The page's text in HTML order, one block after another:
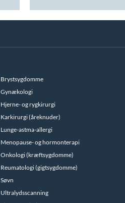
Brystsygdomme
Gynækologi
Hjerne- og rygkirurgi
Karkirurgi (åreknuder)
Lunge-astma-allergi
Menopause- og hormonterapi
Onkologi (kræftsygdomme)
Reumatologi (gigtsygdomme)
Søvn
Ultralydsscanning